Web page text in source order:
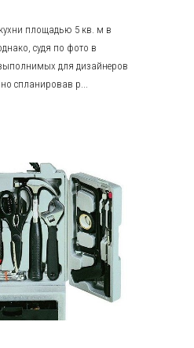
площадью 5 кв. м в
судя по фото в
для дизайнеров
спланировав р...